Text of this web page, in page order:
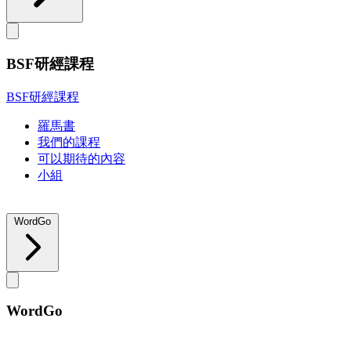
BSF研經課程
BSF研經課程
羅馬書
我們的課程
可以期待的內容
小組
WordGo
WordGo